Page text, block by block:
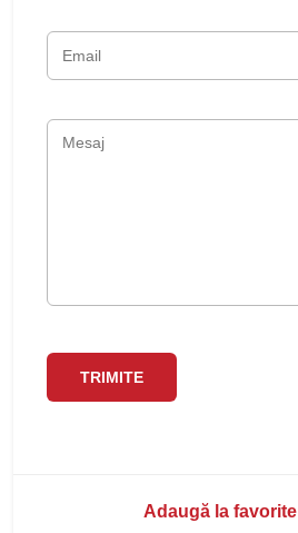
Adaugă la favorite